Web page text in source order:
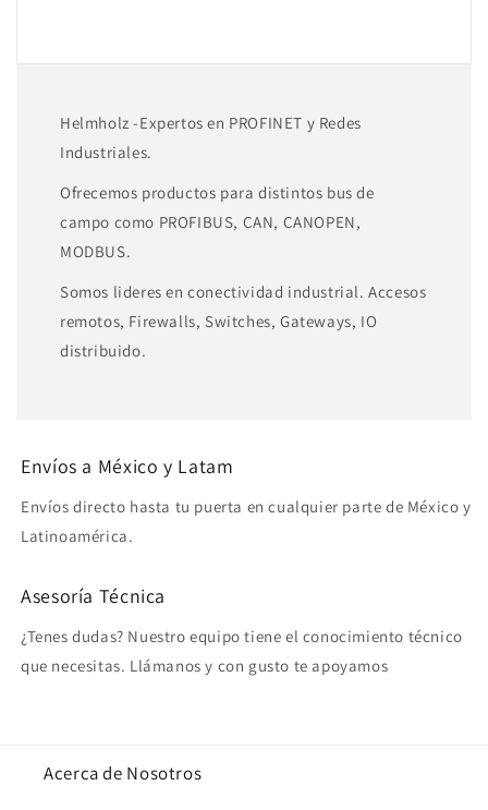
Helmholz -Expertos en PROFINET y Redes
Industriales.
Ofrecemos productos para distintos bus de
campo como PROFIBUS, CAN, CANOPEN,
MODBUS.
Somos lideres en conectividad industrial. Accesos
remotos, Firewalls, Switches, Gateways, IO
distribuido.
Envíos a México y Latam
Envíos directo hasta tu puerta en cualquier parte de México y
Latinoamérica.
Asesoría Técnica
¿Tenes dudas? Nuestro equipo tiene el conocimiento técnico
que necesitas. Llámanos y con gusto te apoyamos
Acerca de Nosotros